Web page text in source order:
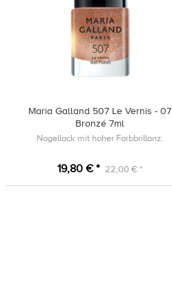
Maria Galland 507 Le Vernis - 07
Bronzé 7ml
Nagellack mit hoher Farbbrillanz.
19,80 € * 22,00 € *